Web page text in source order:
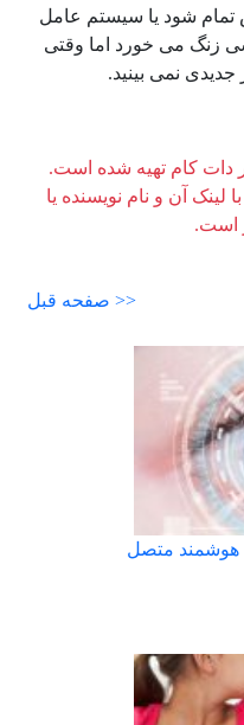
تمام شود یا سیستم عامل
زنگ می خورد اما وقتی
نمی بینید.
دات کام تهیه شده است.
لینک آن و نام نویسنده یا
است.
<< صفحه قبل
متصل